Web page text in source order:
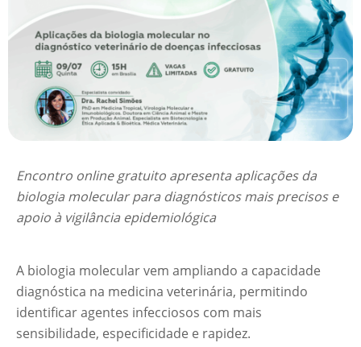
Encontro online gratuito apresenta aplicações da
biologia molecular para diagnósticos mais precisos e
apoio à vigilância epidemiológica
A biologia molecular vem ampliando a capacidade
diagnóstica na medicina veterinária, permitindo
identificar agentes infecciosos com mais
sensibilidade, especificidade e rapidez.